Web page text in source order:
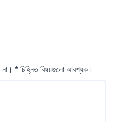
* চিহ্নিত বিষয়গুলো আবশ্যক।